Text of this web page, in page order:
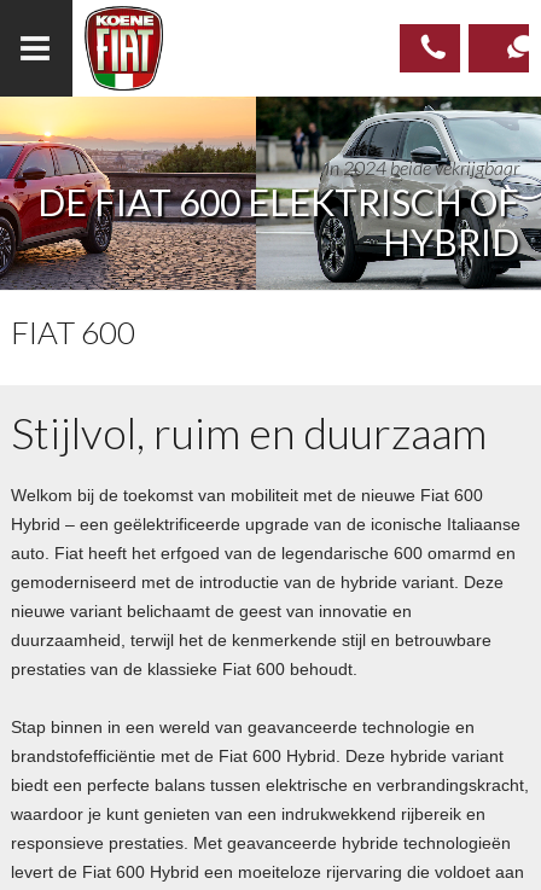
023
537 97
00
In 2024 beide vekrijgbaar
DE FIAT 600 ELEKTRISCH OF
HYBRID
FIAT 600
Stijlvol, ruim en duurzaam
Welkom bij de toekomst van mobiliteit met de nieuwe Fiat 600
Hybrid – een geëlektrificeerde upgrade van de iconische Italiaanse
auto. Fiat heeft het erfgoed van de legendarische 600 omarmd en
gemoderniseerd met de introductie van de hybride variant. Deze
nieuwe variant belichaamt de geest van innovatie en
duurzaamheid, terwijl het de kenmerkende stijl en betrouwbare
prestaties van de klassieke Fiat 600 behoudt.
Stap binnen in een wereld van geavanceerde technologie en
brandstofefficiëntie met de Fiat 600 Hybrid. Deze hybride variant
biedt een perfecte balans tussen elektrische en verbrandingskracht,
waardoor je kunt genieten van een indrukwekkend rijbereik en
responsieve prestaties. Met geavanceerde hybride technologieën
levert de Fiat 600 Hybrid een moeiteloze rijervaring die voldoet aan